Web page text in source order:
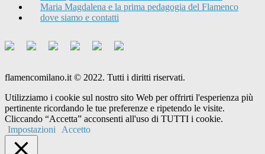
Maria Magdalena e la prima pedagogia del Flamenco
dove siamo e contatti
flamencomilano.it © 2022. Tutti i diritti riservati.
Utilizziamo i cookie sul nostro sito Web per offrirti l'esperienza più
pertinente ricordando le tue preferenze e ripetendo le visite.
Cliccando “Accetta” acconsenti all'uso di TUTTI i cookie.
Impostazioni
Accetto